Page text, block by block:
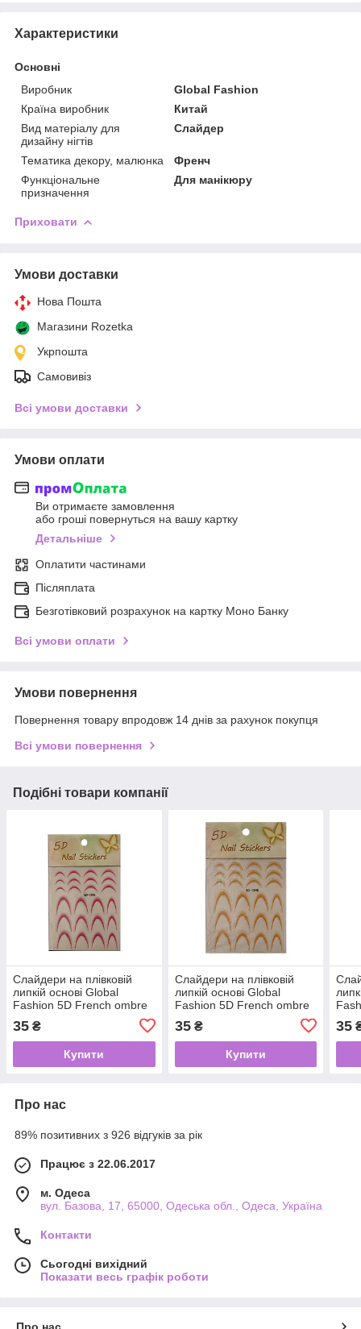
Характеристики
Основні
Виробник
Global Fashion
Країна виробник
Китай
Вид матеріалу для
дизайну нігтів
Слайдер
Тематика декору, малюнка
Френч
Функціональне
призначення
Для манікюру
Приховати
Умови доставки
Нова Пошта
Магазини Rozetka
Укрпошта
Самовивіз
Всі умови доставки
Умови оплати
Ви отримаєте замовлення
або гроші повернуться на вашу картку
Детальніше
Оплатити частинами
Післяплата
Безготівковий розрахунок на картку Моно Банку
Всі умови оплати
Умови повернення
Повернення товару впродовж 14 днів за рахунок покупця
Всі умови повернення
Подібні товари компанії
Слайдери на плівковій
липкій основі Global
Fashion 5D French ombre
35 ₴
Купити
Слайдери на плівковій
липкій основі Global
Fashion 5D French ombre
35₴
Купити
35
Про нас
89% позитивних з 926 відгуків за рік
Працює з 22.06.2017
м. Одеса
вул. Базова, 17, 65000, Одеська обл., Одеса, Україна
Контакти
Сьогодні вихідний
Показати весь графік роботи